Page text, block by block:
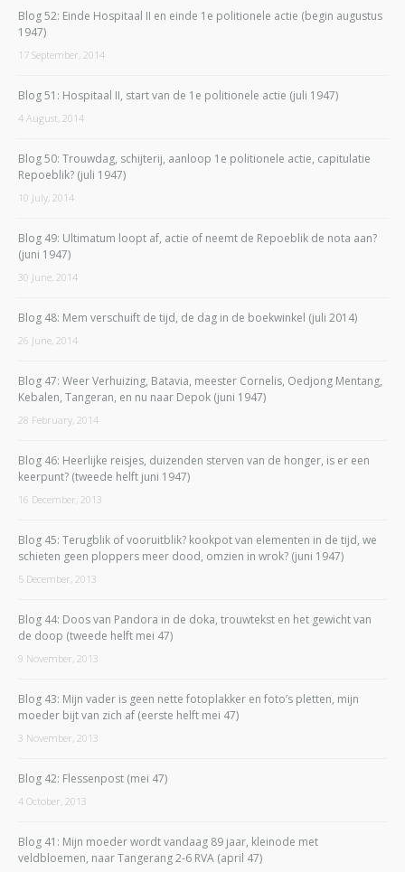
Blog 52: Einde Hospitaal II en einde 1e politionele actie (begin augustus
1947)
17 September, 2014
Blog 51: Hospitaal II, start van de 1e politionele actie (juli 1947)
4 August, 2014
Blog 50: Trouwdag, schijterij, aanloop 1e politionele actie, capitulatie
Repoeblik? (juli 1947)
10 July, 2014
Blog 49: Ultimatum loopt af, actie of neemt de Repoeblik de nota aan?
(juni 1947)
30 June, 2014
Blog 48: Mem verschuift de tijd, de dag in de boekwinkel (juli 2014)
26 June, 2014
Blog 47: Weer Verhuizing, Batavia, meester Cornelis, Oedjong Mentang,
Kebalen, Tangeran, en nu naar Depok (juni 1947)
28 February, 2014
Blog 46: Heerlijke reisjes, duizenden sterven van de honger, is er een
keerpunt? (tweede helft juni 1947)
16 December, 2013
Blog 45: Terugblik of vooruitblik? kookpot van elementen in de tijd, we
schieten geen ploppers meer dood, omzien in wrok? (juni 1947)
5 December, 2013
Blog 44: Doos van Pandora in de doka, trouwtekst en het gewicht van
de doop (tweede helft mei 47)
9 November, 2013
Blog 43: Mijn vader is geen nette fotoplakker en foto’s pletten, mijn
moeder bijt van zich af (eerste helft mei 47)
3 November, 2013
Blog 42: Flessenpost (mei 47)
4 October, 2013
Blog 41: Mijn moeder wordt vandaag 89 jaar, kleinode met
veldbloemen, naar Tangerang 2-6 RVA (april 47)